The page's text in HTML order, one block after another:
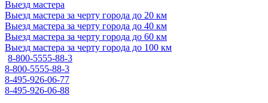
Выезд мастера
Выезд мастера за черту города до 20 км
Выезд мастера за черту города до 40 км
Выезд мастера за черту города до 60 км
Выезд мастера за черту города до 100 км
8-800-5555-88-3
8-800-5555-88-3
8-495-926-06-77
8-495-926-06-88